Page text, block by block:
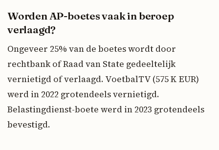
Worden AP-boetes vaak in beroep
verlaagd?
Ongeveer 25% van de boetes wordt door
rechtbank of Raad van State gedeeltelijk
vernietigd of verlaagd. VoetbalTV (575 K EUR)
werd in 2022 grotendeels vernietigd.
Belastingdienst-boete werd in 2023 grotendeels
bevestigd.